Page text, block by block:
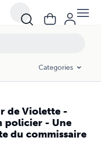
Categories
de Violette -
policier - Une
du commissaire
enquête du commissaire